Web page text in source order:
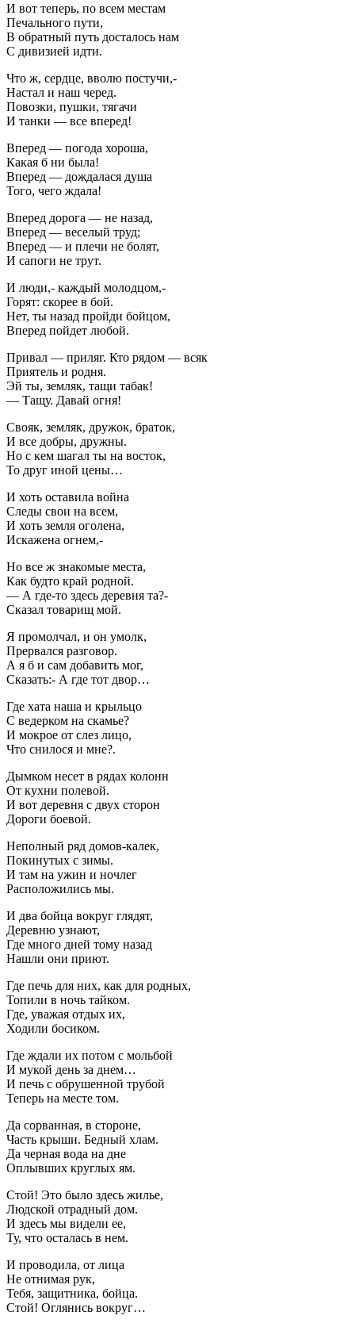
И вот теперь, по всем местам
Печального пути,
В обратный путь досталось нам
С дивизией идти.
Что ж, сердце, вволю постучи,-
Настал и наш черед.
Повозки, пушки, тягачи
И танки — все вперед!
Вперед — погода хороша,
Какая б ни была!
Вперед — дождалася душа
Того, чего ждала!
Вперед дорога — не назад,
Вперед — веселый труд;
Вперед — и плечи не болят,
И сапоги не трут.
И люди,- каждый молодцом,-
Горят: скорее в бой.
Нет, ты назад пройди бойцом,
Вперед пойдет любой.
Привал — приляг. Кто рядом — всяк
Приятель и родня.
Эй ты, земляк, тащи табак!
— Тащу. Давай огня!
Свояк, земляк, дружок, браток,
И все добры, дружны.
Но с кем шагал ты на восток,
То друг иной цены…
И хоть оставила война
Следы свои на всем,
И хоть земля оголена,
Искажена огнем,-
Но все ж знакомые места,
Как будто край родной.
— А где-то здесь деревня та?-
Сказал товарищ мой.
Я промолчал, и он умолк,
Прервался разговор.
А я б и сам добавить мог,
Сказать:- А где тот двор…
Где хата наша и крыльцо
С ведерком на скамье?
И мокрое от слез лицо,
Что снилося и мне?.
Дымком несет в рядах колонн
От кухни полевой.
И вот деревня с двух сторон
Дороги боевой.
Неполный ряд домов-калек,
Покинутых с зимы.
И там на ужин и ночлег
Расположились мы.
И два бойца вокруг глядят,
Деревню узнают,
Где много дней тому назад
Нашли они приют.
Где печь для них, как для родных,
Топили в ночь тайком.
Где, уважая отдых их,
Ходили босиком.
Где ждали их потом с мольбой
И мукой день за днем…
И печь с обрушенной трубой
Теперь на месте том.
Да сорванная, в стороне,
Часть крыши. Бедный хлам.
Да черная вода на дне
Оплывших круглых ям.
Стой! Это было здесь жилье,
Людской отрадный дом.
И здесь мы видели ее,
Ту, что осталась в нем.
И проводила, от лица
Не отнимая рук,
Тебя, защитника, бойца.
Стой! Оглянись вокруг…